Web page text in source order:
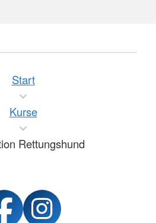
Start
Kurse
Rettungshund